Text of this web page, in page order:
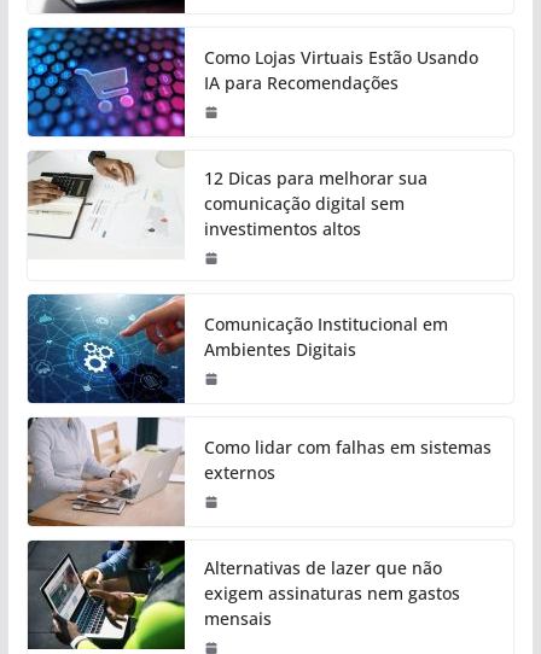
Como Lojas Virtuais Estão Usando
IA para Recomendações
12 Dicas para melhorar sua
comunicação digital sem
investimentos altos
Comunicação Institucional em
Ambientes Digitais
Como lidar com falhas em sistemas
externos
Alternativas de lazer que não
exigem assinaturas nem gastos
mensais